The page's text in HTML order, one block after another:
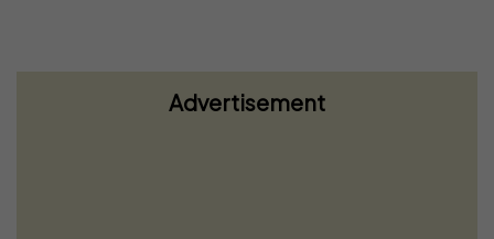
Advertisement